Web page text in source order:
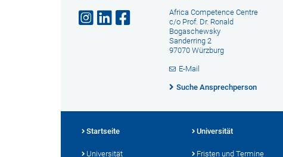
Africa Competence Centre
c/o Prof. Dr. Ronald
Bogaschewsky
Sanderring 2
97070 Würzburg
E-Mail
Suche Ansprechperson
Startseite
Universität
Universität
Fristen und Termine